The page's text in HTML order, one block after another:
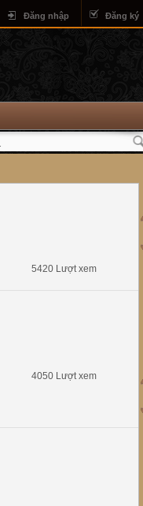
Đăng nhập Đăng ký
5420 Lượt xem
4050 Lượt xem